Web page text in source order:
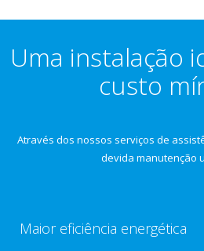
Uma instalação
custo
Através dos nossos serviços de
devida manutenção
Maior eficiência energética